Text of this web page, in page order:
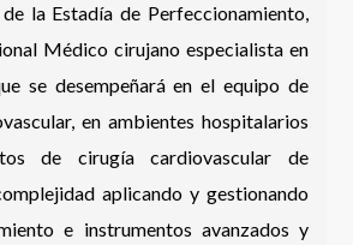
la Estadía de Perfeccionamiento,
Médico cirujano especialista en
se desempeñará en el equipo de
en ambientes hospitalarios
de cirugía cardiovascular de
aplicando y gestionando
e instrumentos avanzados y